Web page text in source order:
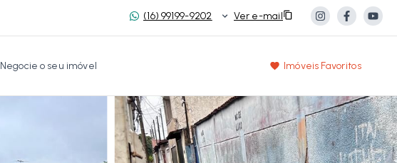
(16) 99199-9202 Ver e-mail
Negocie o seu imóvel Imóveis Favoritos